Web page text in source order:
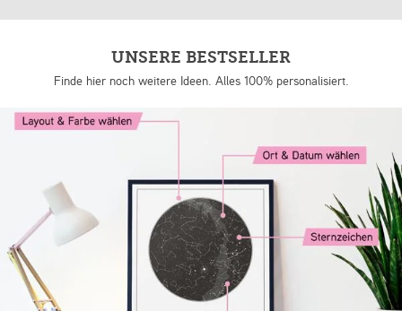
UNSERE BESTSELLER
Finde hier noch weitere Ideen. Alles 100% personalisiert.